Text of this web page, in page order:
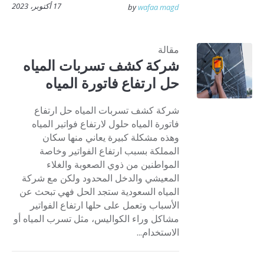
17 أكتوبر، 2023 bywafaa magd
مقالة
شركة كشف تسربات المياه
حل ارتفاع فاتورة المياه
شركة كشف تسربات المياه حل ارتفاع
فاتورة المياه حلول لارتفاع فواتير المياه
وهذه مشكلة كبيرة يعاني منها سكان
المملكة بسبب ارتفاع الفواتير وخاصة
المواطنين من ذوي الصعوبة والغلاء
المعيشي والدخل المحدود ولكن مع شركة
المياه السعودية ستجد الحل فهي تبحث عن
الأسباب وتعمل على حلها ارتفاع الفواتير
مشاكل وراء الكواليس، مثل تسرب المياه أو
الاستخدام...